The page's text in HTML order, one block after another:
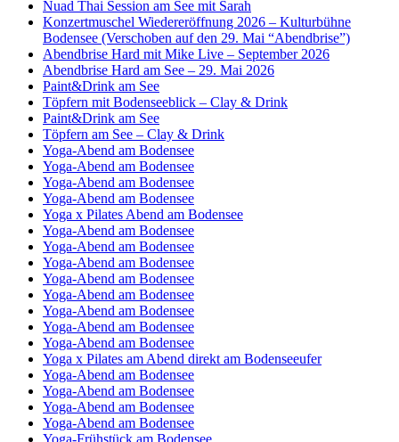
Nuad Thai Session am See mit Sarah
Konzertmuschel Wiedereröffnung 2026 – Kulturbühne
Bodensee (Verschoben auf den 29. Mai “Abendbrise”)
Abendbrise Hard mit Mike Live – September 2026
Abendbrise Hard am See – 29. Mai 2026
Paint&Drink am See
Töpfern mit Bodenseeblick – Clay & Drink
Paint&Drink am See
Töpfern am See – Clay & Drink
Yoga-Abend am Bodensee
Yoga-Abend am Bodensee
Yoga-Abend am Bodensee
Yoga-Abend am Bodensee
Yoga x Pilates Abend am Bodensee
Yoga-Abend am Bodensee
Yoga-Abend am Bodensee
Yoga-Abend am Bodensee
Yoga-Abend am Bodensee
Yoga-Abend am Bodensee
Yoga-Abend am Bodensee
Yoga-Abend am Bodensee
Yoga-Abend am Bodensee
Yoga x Pilates am Abend direkt am Bodenseeufer
Yoga-Abend am Bodensee
Yoga-Abend am Bodensee
Yoga-Abend am Bodensee
Yoga-Abend am Bodensee